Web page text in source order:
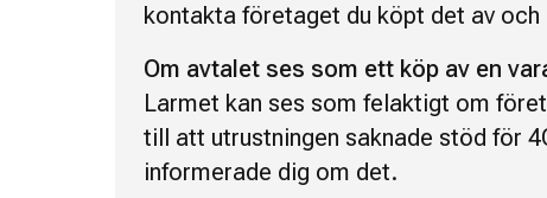
kontakta företaget du köpt det av och
Om avtalet ses som ett köp av en
Larmet kan ses som felaktigt om
till att utrustningen saknade stöd för
informerade dig om det.